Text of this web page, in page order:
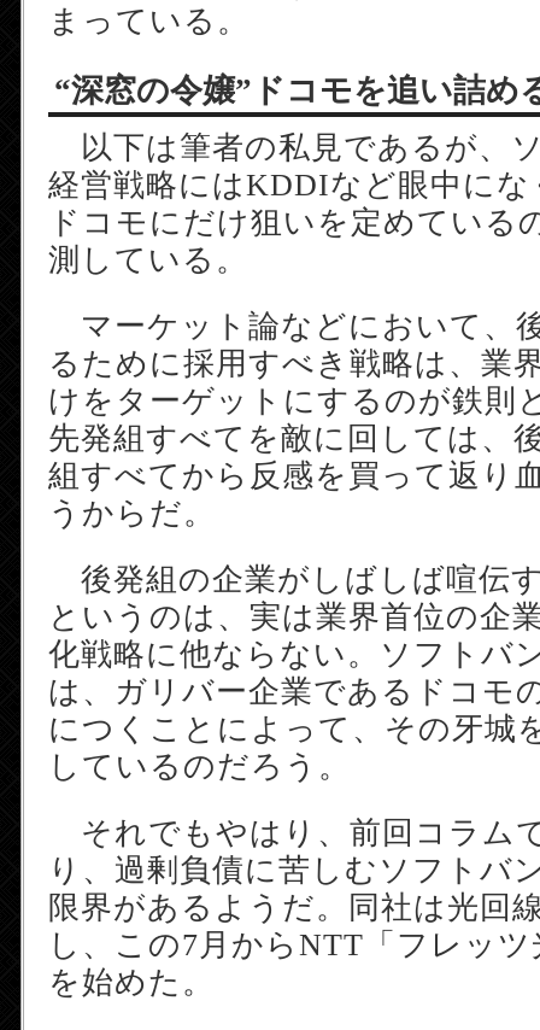
まっている。
“深窓の令嬢”ドコモを追い詰
以下は筆者の私見であるが、
経営戦略にはKDDIなど眼中にな
ドコモにだけ狙いを定めている
測している。
マーケット論などにおいて、
るために採用すべき戦略は、業
けをターゲットにするのが鉄則
先発組すべてを敵に回しては、
組すべてから反感を買って返り
うからだ。
後発組の企業がしばしば喧伝
というのは、実は業界首位の企
化戦略に他ならない。ソフトバ
は、ガリバー企業であるドコモ
につくことによって、その牙城
しているのだろう。
それでもやはり、前回コラム
り、過剰負債に苦しむソフトバ
限界があるようだ。同社は光回
し、この7月からNTT「フレッ
を始めた。